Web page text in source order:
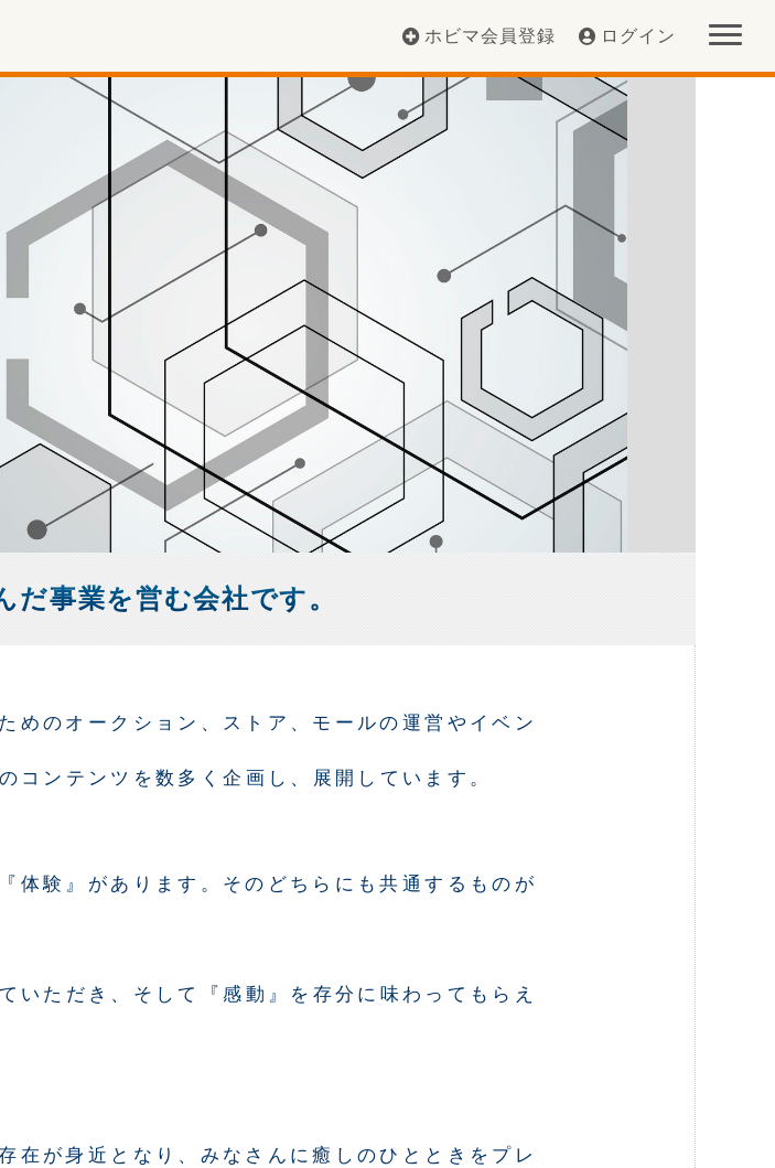
ホビマ会員登録 ログイン
だ事業を営む会社です。
めのオークション、ストア、モールの運営やイベン
コンテンツを数多く企画し、展開しています。
体験』があります。そのどちらにも共通するものが
いただき、そして『感動』を存分に味わってもらえ
在が身近となり、みなさんに癒しのひとときをプレ